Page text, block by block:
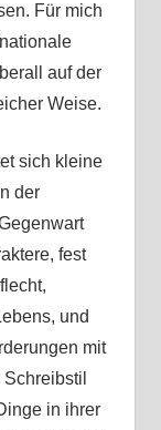
Für mich
auf der
Weise.
sich kleine
der
fest
und
mit
in ihrer